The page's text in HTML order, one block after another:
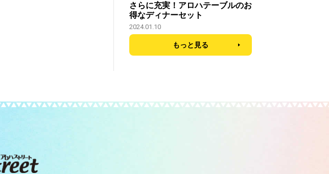
さらに充実！アロハテーブルのお
得なディナーセット
2024.01.10
もっと見る